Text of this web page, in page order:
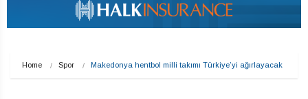
Home Spor Makedonya hentbol milli takımı Türkiye’yi ağırlayacak